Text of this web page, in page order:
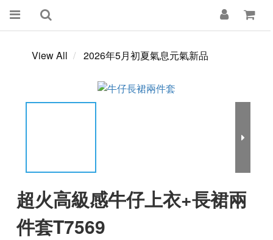
View All 2026年5月初夏氣息元氣新品
超火高級感牛仔上衣+長裙兩
件套T7569